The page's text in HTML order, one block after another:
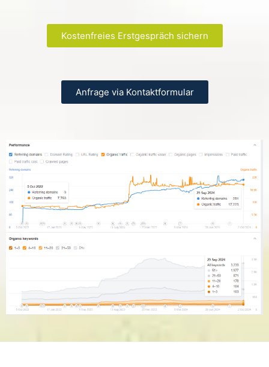
Kostenfreies Erstgespräch sichern
Anfrage via Kontaktformular